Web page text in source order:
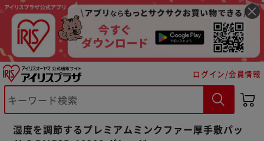
ログイン/会員情報
湿度を調節するプレミアムミンクファー厚手敷パッ